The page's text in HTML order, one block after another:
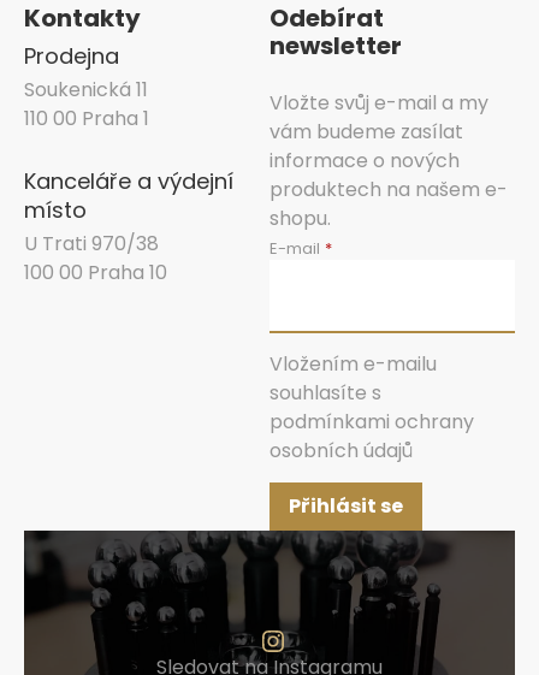
Kontakty
Prodejna
Soukenická 11
110 00 Praha 1
Kanceláře a výdejní
místo
U Trati 970/38
100 00 Praha 10
Odebírat
newsletter
Vložte svůj e-mail a my
vám budeme zasílat
informace o nových
produktech na našem e-
shopu.
E-mail
Vložením e-mailu
souhlasíte s
podmínkami ochrany
osobních údajů
Přihlásit se
Sledovat na Instagramu